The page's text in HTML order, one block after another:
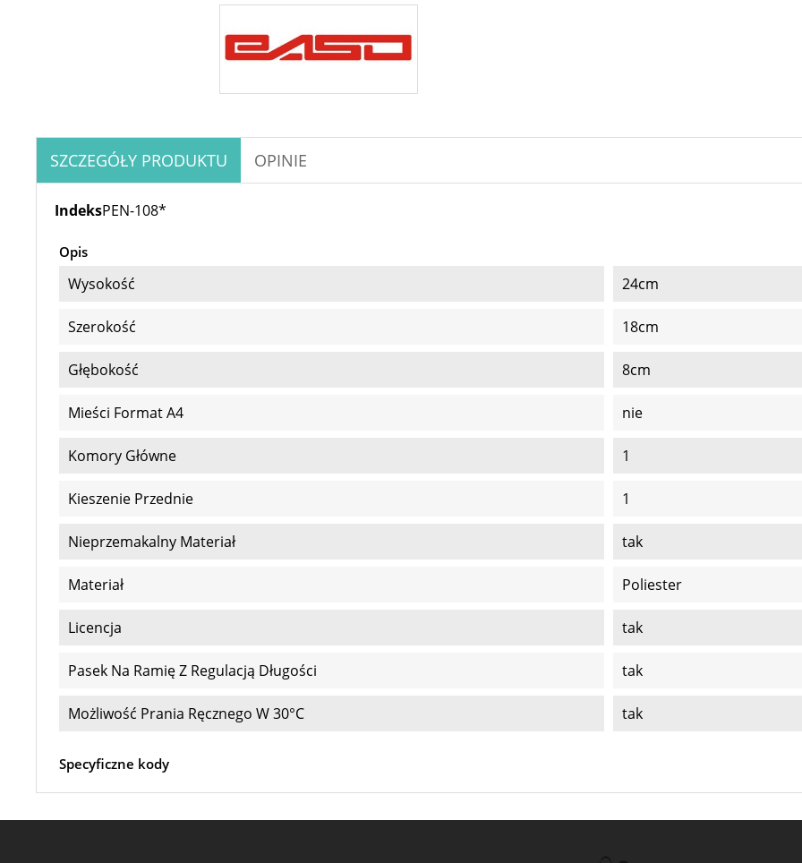
SZCZEGÓŁY PRODUKTU OPINIE
IndeksPEN-108*
Opis
Wysokość 24cm
Szerokość 18cm
Głębokość 8cm
Mieści Format A4 nie
Komory Główne 1
Kieszenie Przednie 1
Nieprzemakalny Materiał tak
Materiał Poliester
Licencja tak
Pasek Na Ramię Z Regulacją Długości tak
Możliwość Prania Ręcznego W 30°C tak
Specyficzne kody